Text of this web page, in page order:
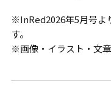
※InRed2026年5月号よ
す。
※画像・イラスト・文